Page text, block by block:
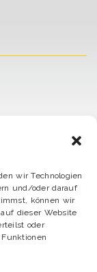
wir Technologien
und/oder darauf
können wir
dieser Website
oder